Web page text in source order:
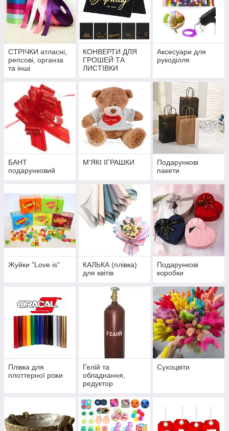
СТРІЧКИ атласні,
репсові, органза
та інші
КОНВЕРТИ ДЛЯ
ГРОШЕЙ ТА
ЛИСТІВКИ
Аксесуари для
рукоділля
БАНТ
подарунковий
М'ЯКІ ІГРАШКИ
Подарункові
пакети
Жуйки "Love is"
КАЛЬКА (плівка)
для квітів
Подарункові
коробки
Плівка для
плоттерної різки
Гелій та
обладнання,
редуктор
Сухоцвіти